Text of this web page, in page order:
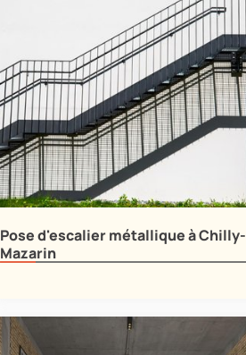
Pose d'escalier métallique à Chilly-
Mazarin